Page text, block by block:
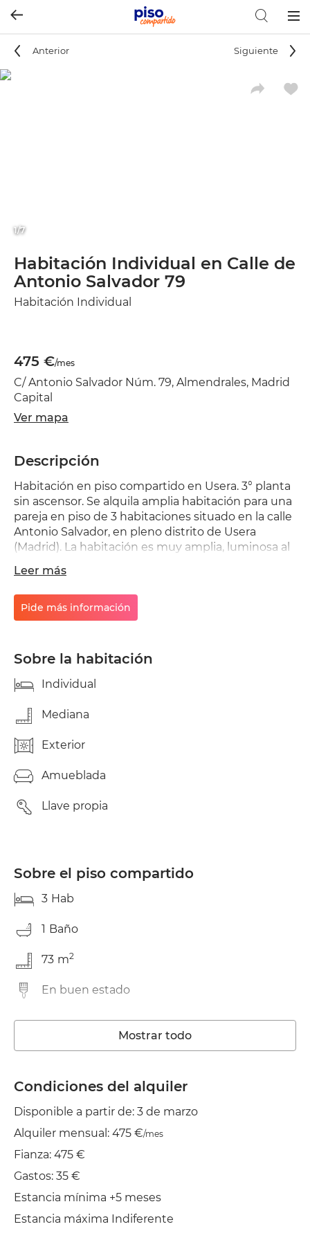
Anterior Siguiente
1/7
Habitación Individual en Calle de
Antonio Salvador 79
Habitación Individual
475 €/mes
C/ Antonio Salvador Núm. 79, Almendrales, Madrid
Capital
Ver mapa
Descripción
Habitación en piso compartido en Usera. 3° planta
sin ascensor. Se alquila amplia habitación para una
pareja en piso de 3 habitaciones situado en la calle
Antonio Salvador, en pleno distrito de Usera
(Madrid). La habitación es muy amplia, luminosa al
capacidad de almacenamiento. El piso está en
muy buen estado de conservación y ofrece lo
siguiente: Vivienda luminosa y muy buena
distribución de la misma. Cocina con
de gas para agua caliente y calefacción. Incluye
toda la documentación necesaria en caso de ser
estudiante. Contrato de trabajo, 3 últimas
avalista. Un mes de fianza y estancia mínima de 6
vida laboral actualizada y DNI/NIE y/o avalista. Zona
Leer más
Pide más información
Sobre la habitación
Individual
Mediana
Exterior
Amueblada
Llave propia
Sobre el piso compartido
3 Hab
1 Baño
73 m2
En buen estado
Lavadora
TV
Tendedero
Plancha
Mostrar todo
Condiciones del alquiler
Disponible a partir de: 3 de marzo
Alquiler mensual: 475 €/mes
Fianza: 475 €
Gastos: 35 €
Estancia mínima +5 meses
Estancia máxima Indiferente